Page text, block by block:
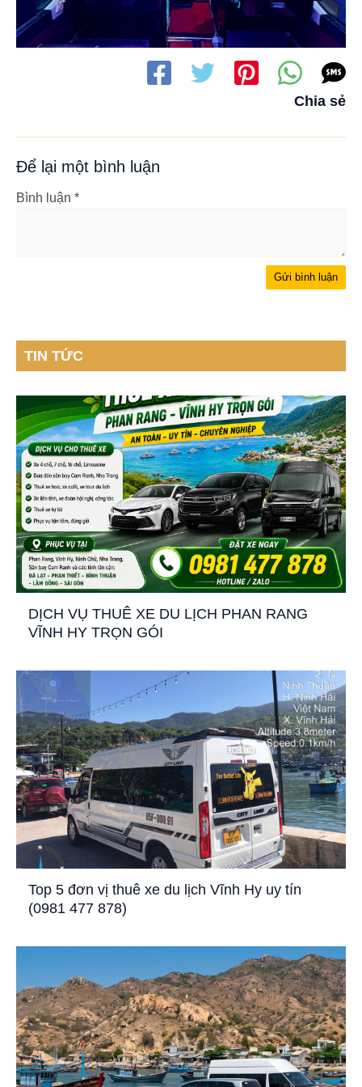
Chia sẻ
Để lại một bình luận
Bình luận *
TIN TỨC
DỊCH VỤ THUÊ XE DU LỊCH PHAN RANG
VĨNH HY TRỌN GÓI
Top 5 đơn vị thuê xe du lịch Vĩnh Hy uy tín
(0981 477 878)